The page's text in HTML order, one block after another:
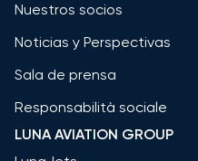
Nuestros socios
Noticias y Perspectivas
Sala de prensa
Responsabilità sociale
LUNA AVIATION GROUP